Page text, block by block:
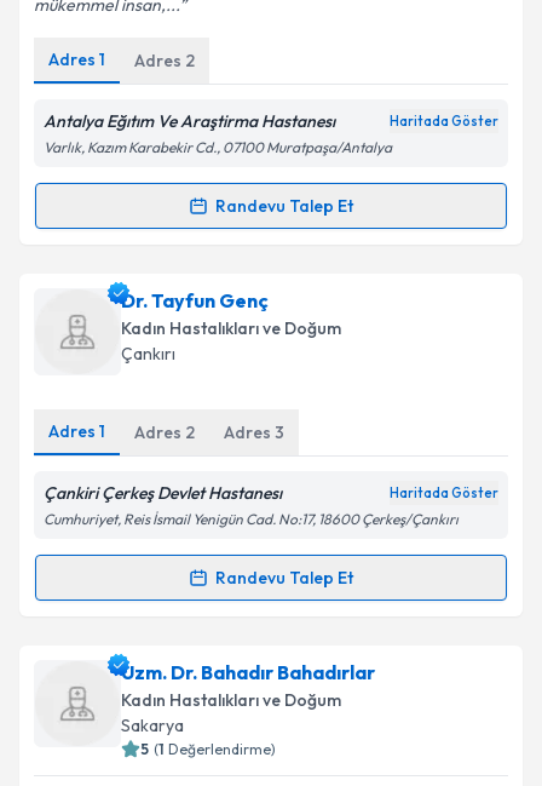
Kişisel verilerimin işlenmesine ilişkin
Metni'ni okudum ve kişisel verilerimin belirtilen
kapsamda işlenmesini kabul ediyorum.
Takvim Talebini Gönder
mükemmel insan,...
Adres 1 Adres 2
Antalya Eğıtım Ve Araştirma Hastanesı Haritada Göster
Varlık, Kazım Karabekir Cd., 07100 Muratpaşa/Antalya
Randevu Talep Et
Randevu Takvimi Talebi
Dr. Mete Çağlar için randevu takvimi talebi oluşturun.
Size bu uzmandan randevu almanız için bir takvim
hazırlandığında e-posta ile bilgilendireceğiz.
Kişisel verilerimin işlenmesine ilişkinAydınlatma
kapsamda işlenmesini kabul ediyorum.
Dr. Tayfun Genç
Kadın Hastalıkları ve Doğum
Çankırı
Adres 1 Adres 2 Adres 3
Çankiri Çerkeş Devlet Hastanesı Haritada Göster
Cumhuriyet, Reis İsmail Yenigün Cad. No:17, 18600 Çerkeş/Çankırı
Randevu Talep Et
Randevu Takvimi Talebi
Dr. Tayfun Gençiçin randevu takvimi talebi
oluşturun. Size bu uzmandan randevu almanız için bir
takvim hazırlandığında e-posta ile bilgilendireceğiz.
Uzm. Dr. Bahadır Bahadırlar
Kadın Hastalıkları ve Doğum
Sakarya
5 (1 Değerlendirme)